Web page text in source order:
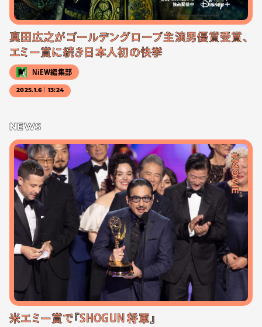
真田広之がゴールデングローブ主演男優賞受賞、
エミー賞に続き日本人初の快挙
NiEW編集部
2025.1.6｜13:24
NEWS
#MOVIE
米エミー賞で『SHOGUN 将軍』